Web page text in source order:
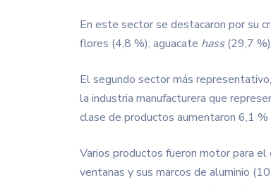
En este sector se destacaron por su
flores (4,8 %); aguacate hass(29,7
El segundo sector más
la industria manufacturera que
clase de productos aumentaron 6,1
Varios productos fueron motor para
ventanas y sus marcos de aluminio